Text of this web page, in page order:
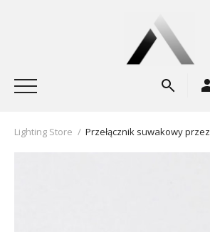
Lighting Store / Przełącznik suwakowy